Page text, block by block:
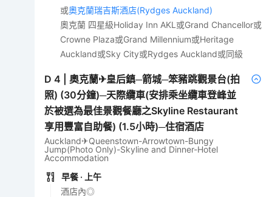
或奧克蘭瑞吉斯酒店(Rydges Auckland)
奧克蘭 四星級Holiday Inn AKL或Grand Chancellor或
Crowne Plaza或Grand Millennium或Heritage
Auckland或Sky City或Rydges Auckland或同級
D4 |奧克蘭✈皇后鎮─箭城─笨豬跳觀景台(拍
照) (30分鐘)─天際纜車(安排乘坐纜車登峰並
於被選為最佳景觀餐廳之Skyline Restaurant
享用豐富自助餐) (1.5小時)─住宿酒店
Auckland✈Queenstown-Arrowtown-Bungy
Jump(Photo Only)-Skyline and Dinner-Hotel
Accommodation
早餐 · 上午
酒店內◎